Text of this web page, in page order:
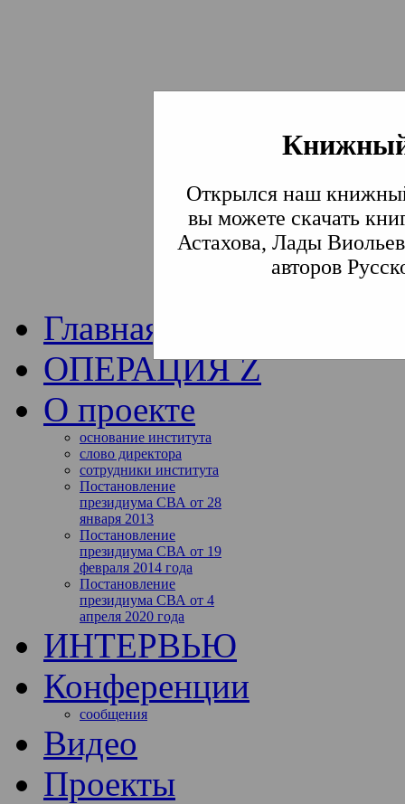
Открылся наш
вы можете скачать
Астахова, Лады
авторов
Институт
Традиции СВА
Главная
ОПЕРАЦИЯ Z
О проекте
основание института
слово директора
сотрудники института
Постановление
президиума СВА от 28
января 2013
Постановление
президиума СВА от 19
февраля 2014 года
Постановление
президиума СВА от 4
апреля 2020 года
ИНТЕРВЬЮ
Конференции
сообщения
Видео
Проекты